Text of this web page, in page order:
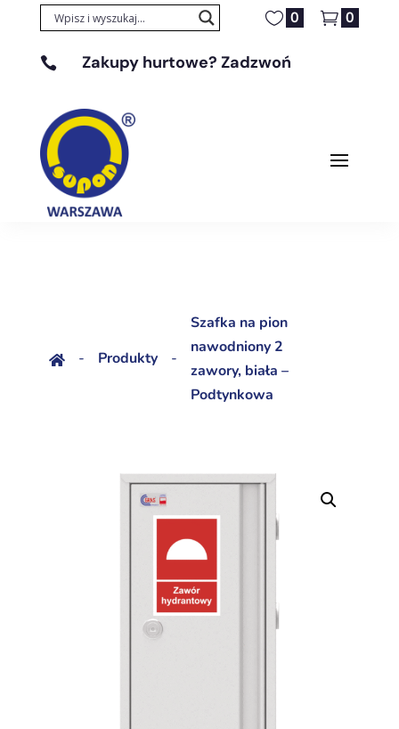
0 0
 Zakupy hurtowe? Zadzwoń
 - Produkty -
Szafka na pion
nawodniony 2
zawory, biała –
Podtynkowa